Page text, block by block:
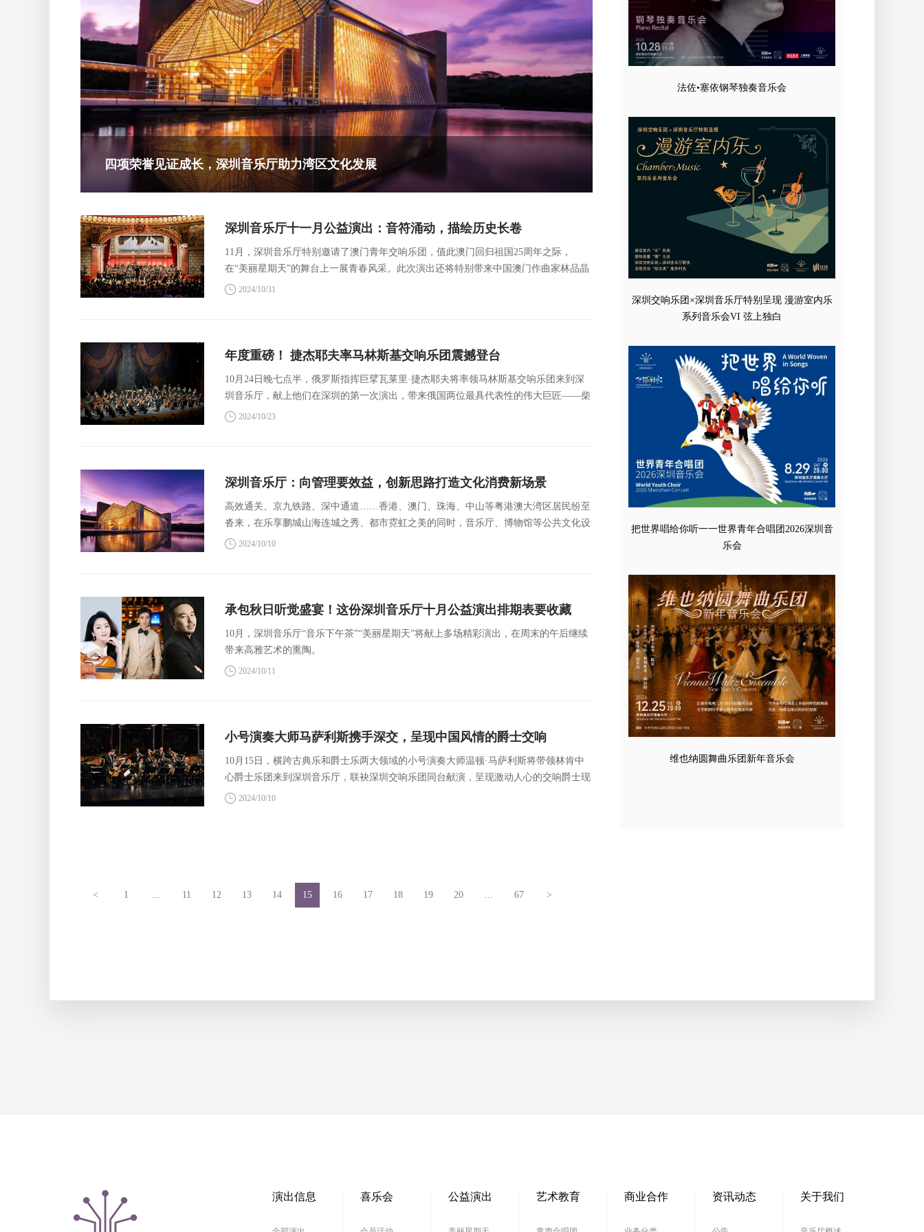
四项荣誉见证成长，深圳音乐厅助力湾区文化发展
深圳音乐厅十一月公益演出：音符涌动，描绘历史长卷
11月，深圳音乐厅特别邀请了澳门青年交响乐团，值此澳门回归祖国25周年之际，
在“美丽星期天”的舞台上一展青春风采。此次演出还将特别带来中国澳门作曲家林品晶
的交响诗《镜海归帆》——灵感源自中国澳门美术家陆曦的百米长幅作品《镜海归帆
2024/10/31
年度重磅！ 捷杰耶夫率马林斯基交响乐团震撼登台
10月24日晚七点半，俄罗斯指挥巨擘瓦莱里·捷杰耶夫将率领马林斯基交响乐团来到深
圳音乐厅，献上他们在深圳的第一次演出，带来俄国两位最具代表性的伟大巨匠——柴
可夫斯基和肖斯塔科维奇的两部经典作品，演绎最原汁原味的“俄罗斯之声”。
2024/10/23
深圳音乐厅：向管理要效益，创新思路打造文化消费新场景
高效通关、京九铁路、深中通道……香港、澳门、珠海、中山等粤港澳大湾区居民纷至
沓来，在乐享鹏城山海连城之秀、都市霓虹之美的同时，音乐厅、博物馆等公共文化设
施也成为了访深游客、大湾区居民争相打卡、游览之地。
2024/10/10
承包秋日听觉盛宴！这份深圳音乐厅十月公益演出排期表要收藏
10月，深圳音乐厅“音乐下午茶”“美丽星期天”将献上多场精彩演出，在周末的午后继续
带来高雅艺术的熏陶。
2024/10/11
小号演奏大师马萨利斯携手深交，呈现中国风情的爵士交响
10月15日，横跨古典乐和爵士乐两大领域的小号演奏大师温顿·马萨利斯将带领林肯中
心爵士乐团来到深圳音乐厅，联袂深圳交响乐团同台献演，呈现激动人心的交响爵士现
场，带来中国作品的改编以及马萨利斯交响三部曲之一的《丛林》。
2024/10/10
< 1 ... 11 12 13 14 15 16 17 18 19 20 ... 67 >
法佐•塞依钢琴独奏音乐会
深圳交响乐团×深圳音乐厅特别呈现 漫游室内乐
系列音乐会VI 弦上独白
把世界唱给你听一一世界青年合唱团2026深圳音
乐会
维也纳圆舞曲乐团新年音乐会
演出信息 喜乐会 公益演出 艺术教育 商业合作 资讯动态 关于我们